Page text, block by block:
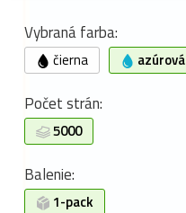
Vybraná farba:
čierna azúrová
Počet strán:
5000
Balenie:
1-pack